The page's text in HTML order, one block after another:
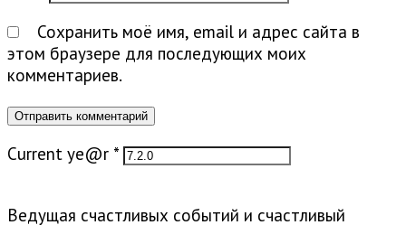
Сохранить моё имя, email и адрес сайта в
этом браузере для последующих моих
комментариев.
Current ye@r *
Ведущая счастливых событий и счастливый